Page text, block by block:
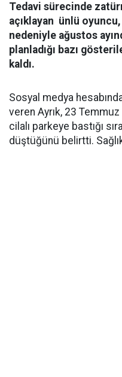
Tedavi sürecinde
açıklayan ünlü oyuncu,
nedeniyle ağustos
planladığı bazı
kaldı.
Sosyal medya
veren Ayrık, 23
cilalı parkeye bastığı
düştüğünü belirtti.